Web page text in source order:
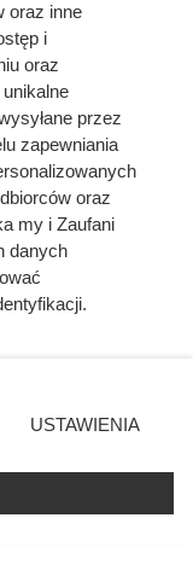
formularz, aby
z Twojej
przeprowadzi
z Twoimi
próbował
władcy
oraz inne
i
oraz
przez
zapewniania
oraz
my i Zaufani
danych
prywatności
Niektóre
się takiemu
tylko
USTAWIENIA